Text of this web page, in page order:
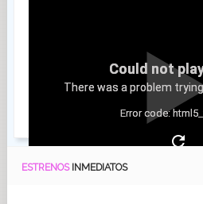
Could not
There was a problem
Error code:
ESTRENOS INMEDIATOS